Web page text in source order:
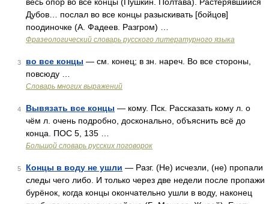
Дубов… послал во все концы разыскивать [бойцов]
поодиночке (А. Фадеев. Разгром) …
Фразеологический словарь русского литературного языка
3 во все концы — см. конец; в зн. нареч. Во все стороны,
повсюду …
Словарь многих выражений
4 Вывязать все концы — кому. Пск. Рассказать кому л. о
чём л. очень подробно, досконально, объяснить всё до
конца. ПОС 5, 135 …
Большой словарь русских поговорок
5 Концы в воду не ушли — Разг. (Не) исчезли, (не) пропали
следы чего либо. И только через две недели после пропажи
бурёнок, когда концы окончательно ушли в воду, наконец